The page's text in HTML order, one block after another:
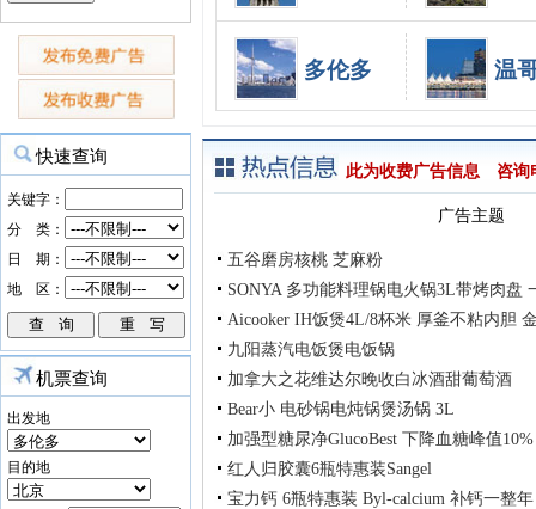
机票查询
出发地
目的地
多伦多 温
此为收费广告信息 咨询
广告主题
五谷磨房核桃 芝麻粉
SONYA 多功能料理锅电火锅3L带烤肉盘
Aicooker IH饭煲4L/8杯米 厚釜不粘内胆
九阳蒸汽电饭煲电饭锅
加拿大之花维达尔晚收白冰酒甜葡萄酒
Bear小 电砂锅电炖锅煲汤锅 3L
加强型糖尿净GlucoBest 下降血糖峰值10%
红人归胶囊6瓶特惠装Sangel
宝力钙 6瓶特惠装 Byl-calcium 补钙一整